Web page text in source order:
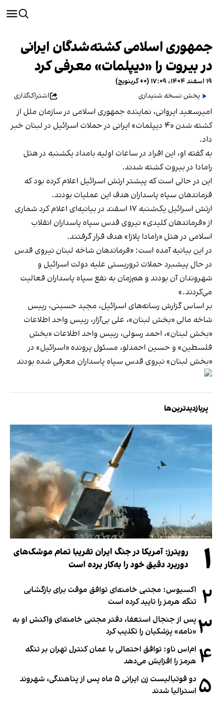
جمهوری اسلامی کشته‌شدگان ایرانی
در بیروت را «دیپلمات» معرفی کرد
۱۹ اسفند ۱۴۰۴، ۱۷:۰۹ (‎+۰ گرینویچ)
پخش نسخه شنیداری
اشتراک‌گذاری
امیرسعید ایروانی، نماینده جمهوری اسلامی در سازمان ملل از
کشته شدن «۴ دیپلمات» ایرانی در حملات اسرائیل در لبنان خبر
داد.
به گفته او، این افراد در ساعات اولیه بامداد یکشنبه در هتل
رامادا در بیروت کشته شدند.
این در حالی است که پیشتر ارتش اسرائیل اعلام کرده بود که
فرماندهان سپاه پاسداران هدف این عملیات بودند.
ارتش اسرائیل یک‌شنبه ۱۷ اسفند در بیانیه‌ای اعلام کرد شماری
از «فرماندهان کلیدی» نیروی قدس سپاه پاسداران انقلاب
اسلامی در هتل «رامادا پلازا» هدف قرار گرفتند.
در این بیانیه آمده است: «فرماندهان شاخه لبنان نیروی قدس
در حال پیشبرد حملات تروریستی علیه دولت اسرائیل و
شهروندان آن بودند و هم‌زمان به نفع سپاه پاسداران فعالیت
می‌کردند.»
بر اساس گزارش رسانه‌های اسرائیل، مجید حسینی، رییس
شاخه مالی «بخش لبنان»، علی بی‌آزار، رییس واحد اطلاعات
«بخش لبنان»، احمد رسولی، رییس واحد اطلاعات «بخش
فلسطین» و حسین احمدلو، مسئول پرونده «اسرائیل» در
«بخش لبنان» نیروی قدس سپاه پاسداران معرفی شده بودند
پربازدیدترین‌ها
۱
رویترز: آمریکا در جنگ ایران تقریبا تمام موشک‌های
دوربرد دقیق خود را به‌کار برده است
۲ اکسیوس: مجتبی خامنه‌ای توافق موقت برای بازگشایی
تنگه هرمز را تایید کرده است
۳پس از جنجال استعفا، دفتر مجتبی خامنه‌ای واکنش او به
«نامه» پزشکیان را تکذیب کرد
۴ ام‌اس ناو: توافق احتمالی با عمان کنترل تهران بر تنگه
هرمز را افزایش می‌دهد
۵
دو فوتبالیست زن ایرانی ۵ ماه پس از پناهندگی، شهروند
استرالیا شدند